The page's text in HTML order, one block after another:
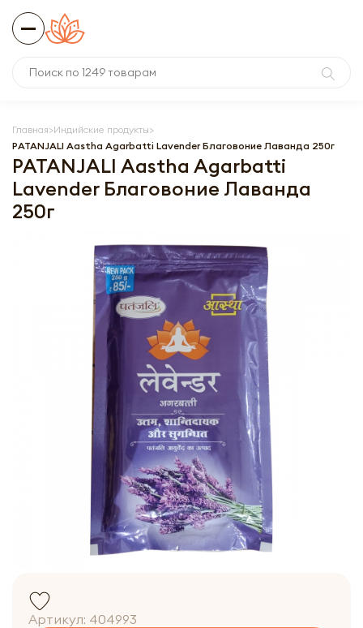
Главная Индийские продукты
PATANJALI Aastha Agarbatti Lavender Благовоние Лаванда 250г
PATANJALI Aastha Agarbatti
Lavender Благовоние Лаванда
250г
Артикул: 404993